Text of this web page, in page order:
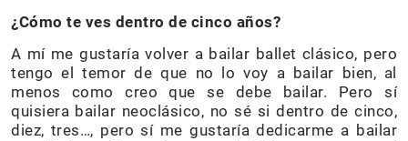
¿Cómo te ves dentro de cinco años?
A mí me gustaría volver a bailar ballet clásico, pero
tengo el temor de que no lo voy a bailar bien, al
menos como creo que se debe bailar. Pero sí
quisiera bailar neoclásico, no sé si dentro de cinco,
diez, tres…, pero sí me gustaría dedicarme a bailar